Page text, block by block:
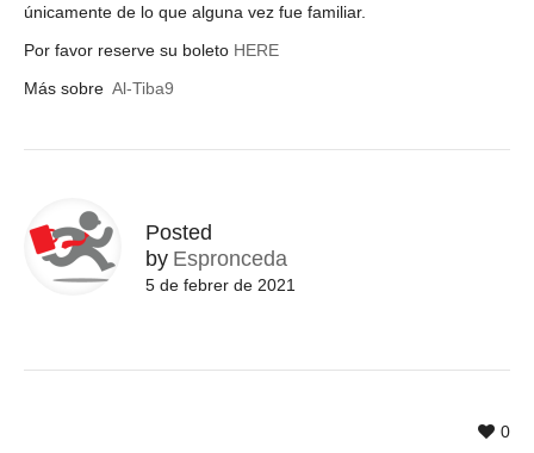
únicamente de lo que alguna vez fue familiar.
Por favor reserve su boleto HERE
Más sobre Al-Tiba9
Posted
by Espronceda
5 de febrer de 2021
0